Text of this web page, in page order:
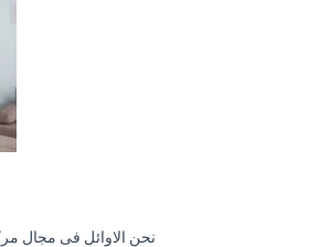
نحن الاوائل فى مجال